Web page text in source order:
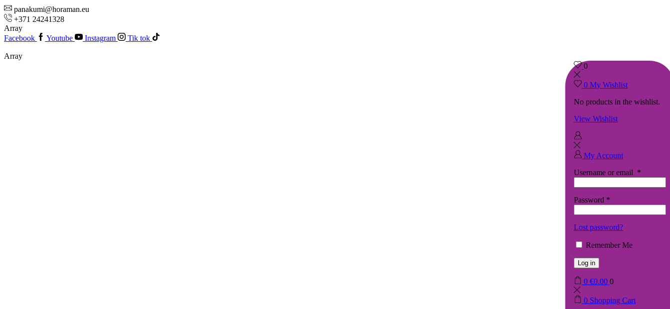
panakumi@horaman.eu
+371 24241328
Array
Facebook
Youtube Instagram Tik tok
Array
0
0 My Wishlist
No products in the wishlist.
View Wishlist
My Account
Username or email *
Password *
Lost password?
Remember Me
Log in
0 €0.00 0
0 Shopping Cart